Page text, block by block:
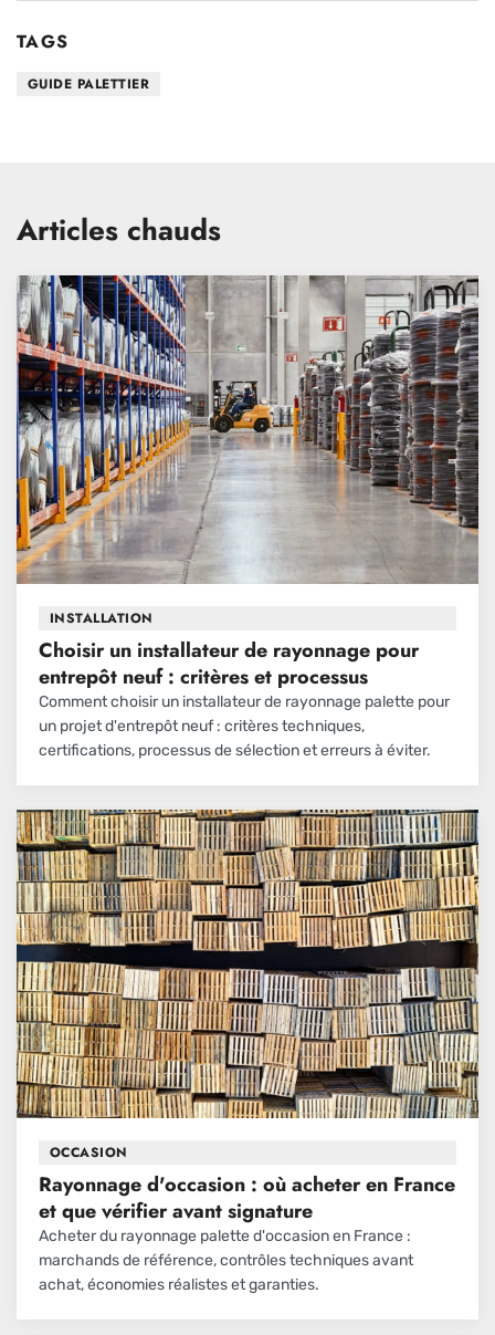
TAGS
GUIDE PALETTIER
Articles chauds
INSTALLATION
Choisir un installateur de rayonnage pour
entrepôt neuf : critères et processus
Comment choisir un installateur de rayonnage palette pour
un projet d'entrepôt neuf : critères techniques,
certifications, processus de sélection et erreurs à éviter.
OCCASION
Rayonnage d'occasion : où acheter en France
et que vérifier avant signature
Acheter du rayonnage palette d'occasion en France :
marchands de référence, contrôles techniques avant
achat, économies réalistes et garanties.